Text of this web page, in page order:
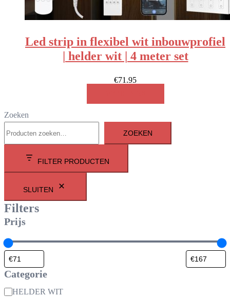
Led strip in flexibel wit inbouwprofiel
| helder wit | 4 meter set
€71.95
Zoeken
ZOEKEN
FILTER PRODUCTEN
SLUITEN
Filters
Prijs
Categorie
Categorie
HELDER WIT